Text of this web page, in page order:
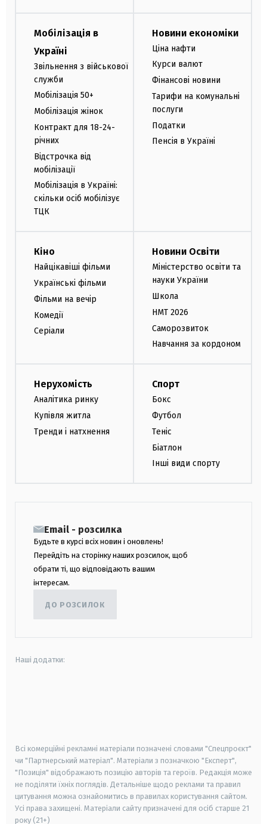
Мобілізація в
Україні
Звільнення з військової
служби
Мобілізація 50+
Мобілізація жінок
Контракт для 18-24-
річних
Відстрочка від
мобілізації
Мобілізація в Україні:
скільки осіб мобілізує
ТЦК
Новини економіки
Ціна нафти
Курси валют
Фінансові новини
Тарифи на комунальні
послуги
Податки
Пенсія в Україні
Кіно
Найцікавіші фільми
Українські фільми
Фільми на вечір
Комедії
Серіали
Новини Освіти
Міністерство освіти та
науки України
Школа
НМТ 2026
Саморозвиток
Навчання за кордоном
Нерухомість
Аналітика ринку
Купівля житла
Тренди і натхнення
Спорт
Бокс
Футбол
Теніс
Біатлон
Інші види спорту
Email - розсилка
Будьте в курсі всіх новин і оновлень!
Перейдіть на сторінку наших розсилок, щоб
обрати ті, що відповідають вашим
інтересам.
ДО РОЗСИЛОК
Наші додатки:
Всі комерційні рекламні матеріали позначені словами "Спецпроєкт"
чи "Партнерський матеріал". Матеріали з позначкою "Експерт",
"Позиція" відображають позицію авторів та героїв. Редакція може
не поділяти їхніх поглядів. Детальніше щодо реклами та правил
цитування можна ознайомитись в правилах користування сайтом.
Усі права захищені. Матеріали сайту призначені для осіб старше 21
року (21+)